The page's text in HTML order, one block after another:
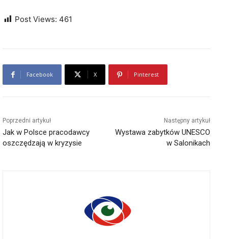
Post Views: 461
Facebook X Pinterest
Poprzedni artykuł
Jak w Polsce pracodawcy
oszczędzają w kryzysie
Następny artykuł
Wystawa zabytków UNESCO
w Salonikach